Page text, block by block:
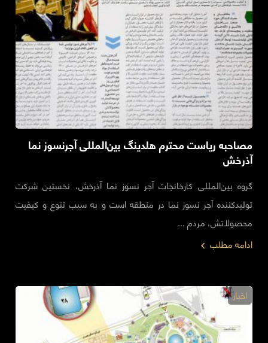
مصاحبه ریاست محترم هلدینگ بین‌المللی آجرنسوز نما
آذرخش
گروه بین‌المللی کارخانجات آجر نسوز نما آذرخش، نخستین شرکت
تولید‌کننده آجر نسوز نما در منطقه است و به سبب تنوع و کیفیت
محصولاتش، مردم ...
ادامه مطلب
اخبار